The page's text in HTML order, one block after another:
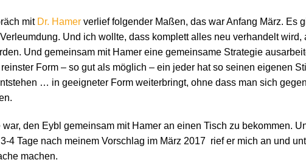
mit Dr. Hamer verlief folgender Maßen, das war Anfang März. Es
Und ich wollte, dass komplett alles neu verhandelt wird,
Und gemeinsam mit Hamer eine gemeinsame Strategie
Form – so gut als möglich – ein jeder hat so seinen eigenen
… in geeigneter Form weiterbringt, ohne dass man sich
war, den Eybl gemeinsam mit Hamer an einen Tisch zu bekommen.
4 Tage nach meinem Vorschlag im März 2017 rief er mich an und
machen.